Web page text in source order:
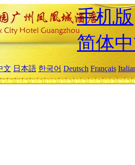
手机版
简体
文 日本語 한국어 Deutsch Français